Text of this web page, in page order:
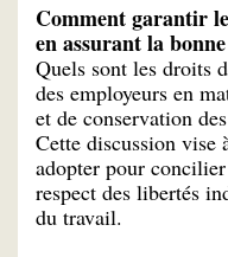
Comment garantir
en assurant la
Quels sont les droits
des employeurs en
et de conservation
Cette discussion vise
adopter pour
respect des libertés
du travail.